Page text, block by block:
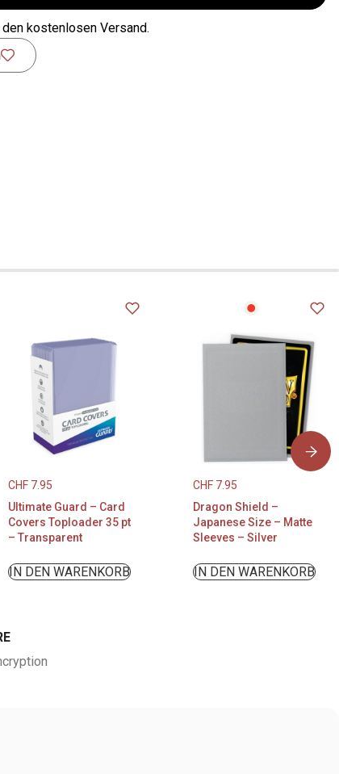
kostenlosen Versand.
CHF 7.95
Ultimate Guard – Card
Covers Toploader 35 pt
– Transparent
IN DEN WARENKORB
CHF 7.95
Dragon Shield –
Japanese Size – Matte
Sleeves – Silver
IN DEN WARENKORB